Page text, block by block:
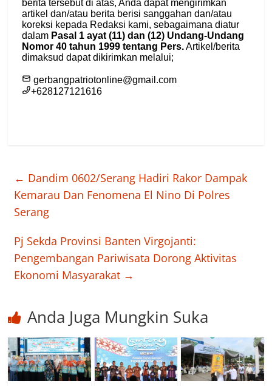
← Dandim 0602/Serang Hadiri Rakor Dampak
Kemarau Dan Fenomena El Nino Di Polres
Serang
Pj Sekda Provinsi Banten Virgojanti:
Pengembangan Pariwisata Dorong Aktivitas
Ekonomi Masyarakat →
Anda Juga Mungkin Suka